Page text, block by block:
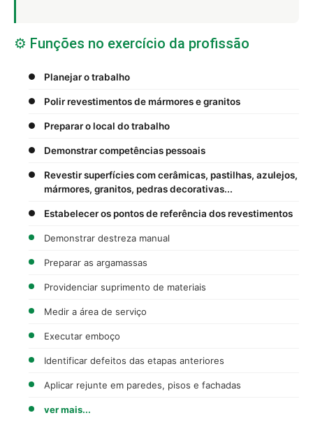
⚙️ Funções no exercício da profissão
Planejar o trabalho
Polir revestimentos de mármores e granitos
Preparar o local do trabalho
Demonstrar competências pessoais
Revestir superfícies com cerâmicas, pastilhas, azulejos,
mármores, granitos, pedras decorativas...
Estabelecer os pontos de referência dos revestimentos
Demonstrar destreza manual
Preparar as argamassas
Providenciar suprimento de materiais
Medir a área de serviço
Executar emboço
Identificar defeitos das etapas anteriores
Aplicar rejunte em paredes, pisos e fachadas
ver mais...